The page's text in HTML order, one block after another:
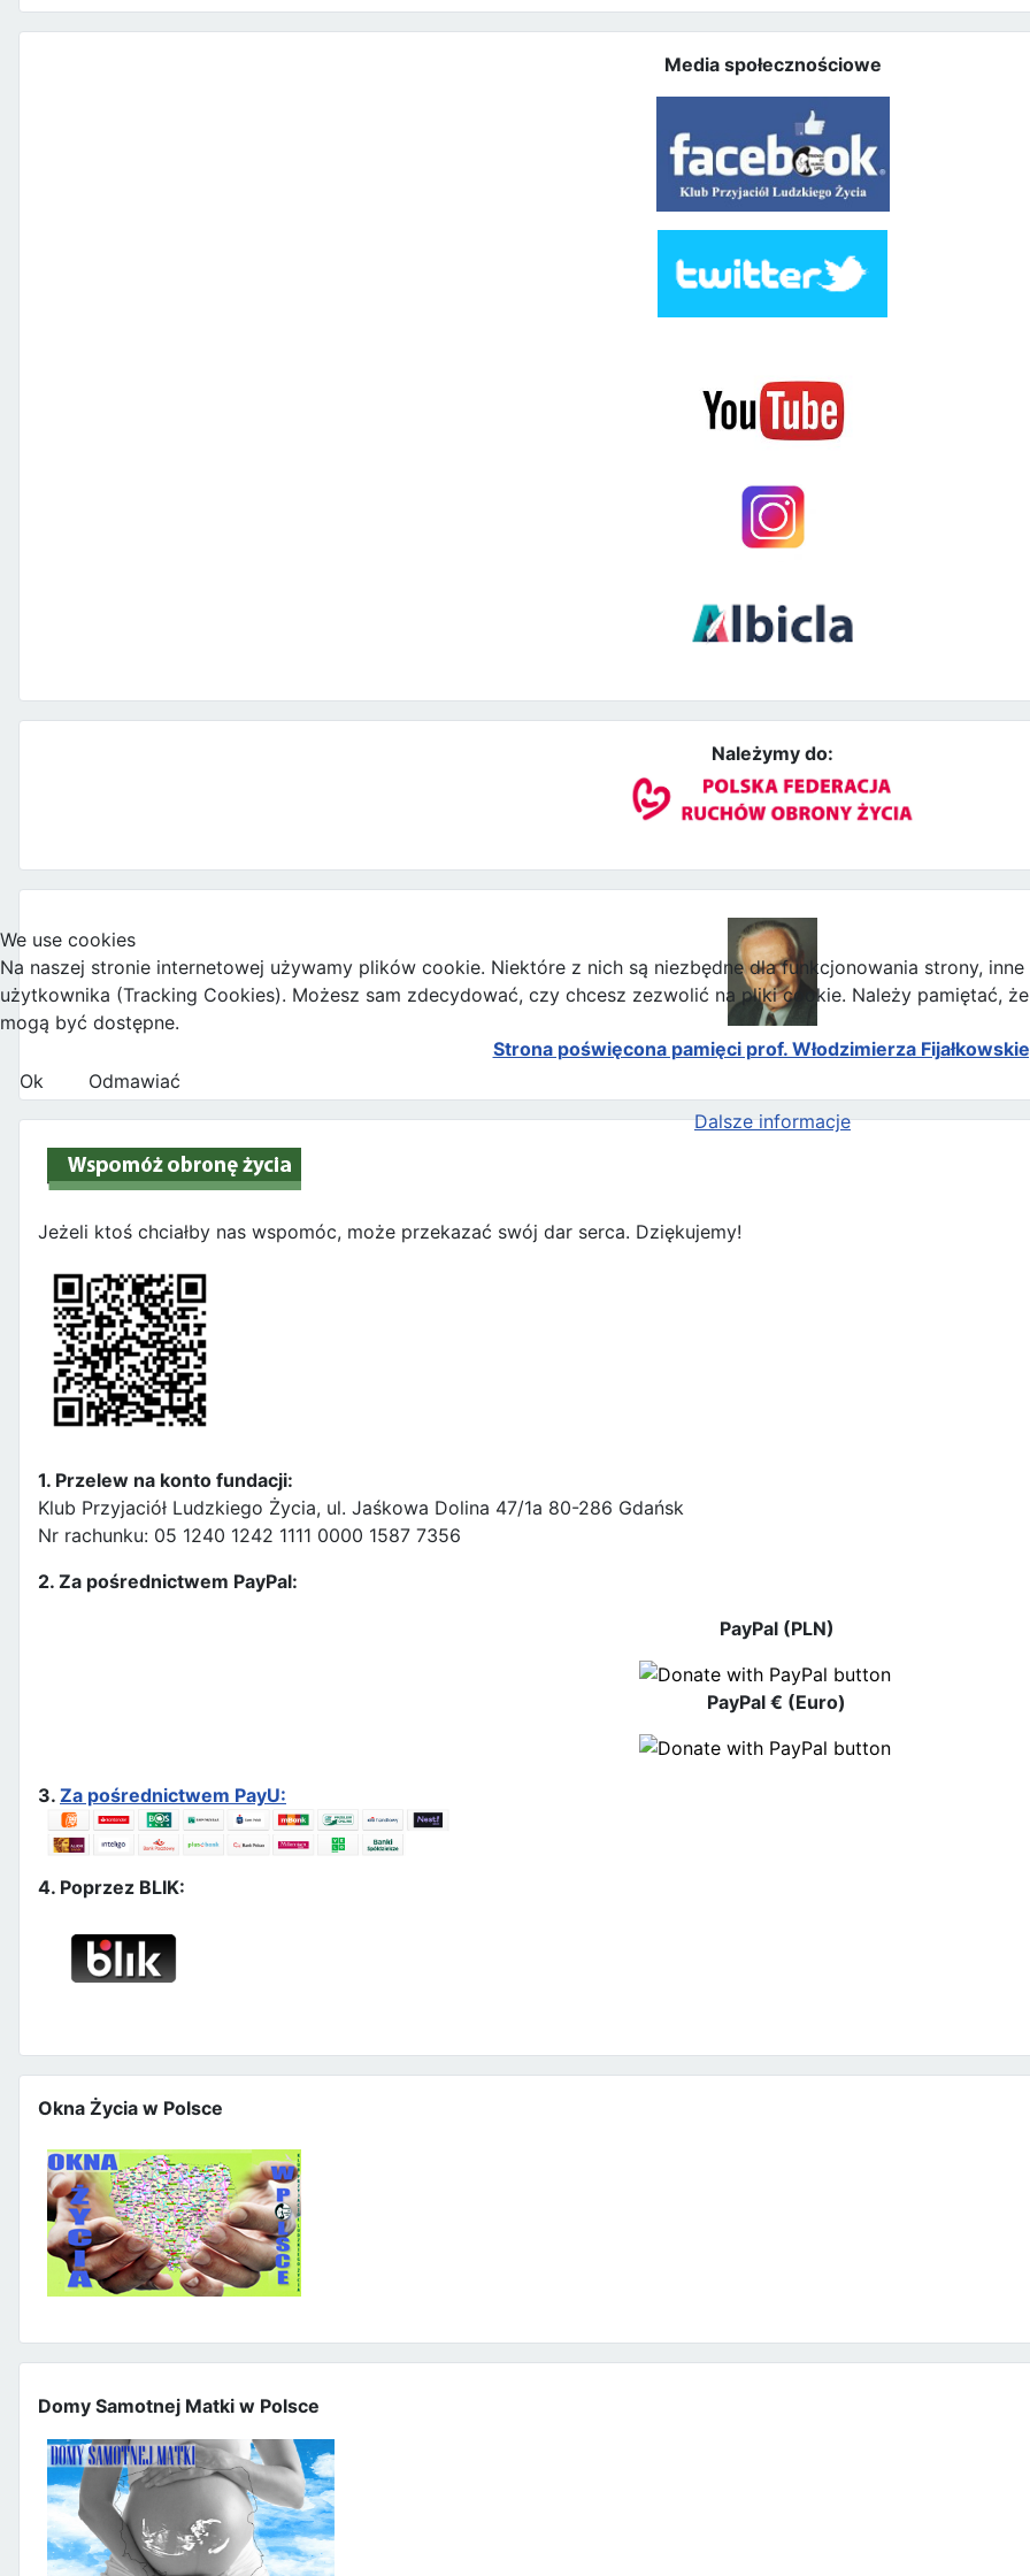
Media społecznościowe
Należymy do:
Strona poświęcona pamięci prof. Włodzimierza
Jeżeli ktoś chciałby nas wspomóc, może przekazać swój dar serca. Dziękujemy!
1. Przelew na konto fundacji:
Klub Przyjaciół Ludzkiego Życia, ul. Jaśkowa Dolina 47/1a 80-286 Gdańsk
Nr rachunku: 05 1240 1242 1111 0000 1587 7356
2. Za pośrednictwem PayPal:
PayPal (PLN)
PayPal € (Euro)
3. Za pośrednictwem PayU:
4. Poprzez BLIK:
Okna Życia w Polsce
Domy Samotnej Matki w Polsce
We use cookies
Na naszej stronie internetowej używamy plików cookie. Niektóre z nich są niezbędne dla funkcjonowania strony,
użytkownika (Tracking Cookies). Możesz sam zdecydować, czy chcesz zezwolić na pliki cookie. Należy pamiętać,
mogą być dostępne.
Ok
Odmawiać
Dalsze informacje